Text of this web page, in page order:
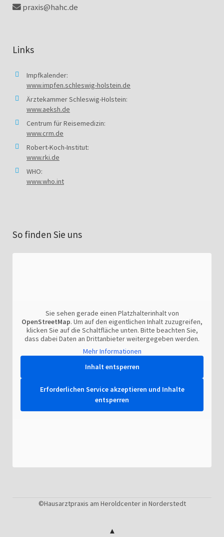
praxis@hahc.de
Links
Impfkalender:
www.impfen.schleswig-holstein.de
Ärztekammer Schleswig-Holstein:
www.aeksh.de
Centrum für Reisemedizin:
www.crm.de
Robert-Koch-Institut:
www.rki.de
WHO:
www.who.int
So finden Sie uns
Sie sehen gerade einen Platzhalterinhalt von
OpenStreetMap. Um auf den eigentlichen Inhalt zuzugreifen,
klicken Sie auf die Schaltfläche unten. Bitte beachten Sie,
dass dabei Daten an Drittanbieter weitergegeben werden.
Mehr Informationen
Inhalt entsperren
Erforderlichen Service akzeptieren und Inhalte
entsperren
©Hausarztpraxis am Heroldcenter in Norderstedt